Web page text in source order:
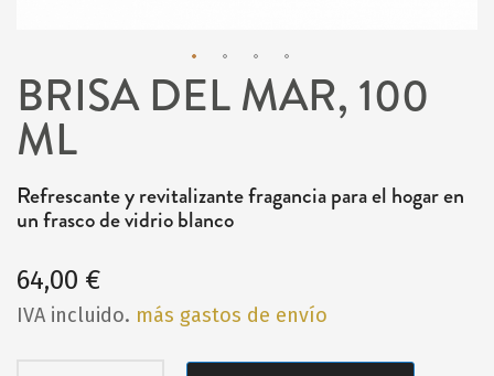
Saltar
al
comienzo
de
la
de
imágenes
BRISA DEL MAR, 100
ML
Refrescante y revitalizante fragancia para el hogar en
un frasco de vidrio blanco
64,00 €
IVA incluido. más gastos de envío